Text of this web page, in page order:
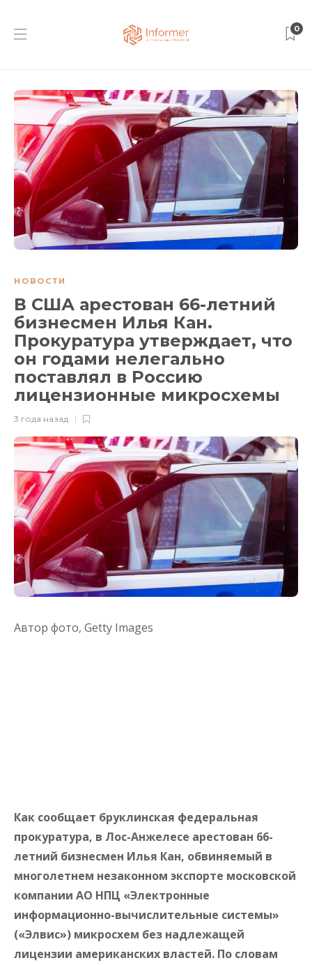
0
НОВОСТИ
В США арестован 66-летний
бизнесмен Илья Кан.
Прокуратура утверждает, что
он годами нелегально
поставлял в Россию
лицензионные микросхемы
3 года назад
Автор фото, Getty Images
Как сообщает бруклинская федеральная
прокуратура, в Лос-Анжелесе арестован 66-
летний бизнесмен Илья Кан, обвиняемый в
многолетнем незаконном экспорте московской
компании АО НПЦ «Электронные
информационно-вычислительные системы»
(«Элвис») микросхем без надлежащей
лицензии американских властей. По словам